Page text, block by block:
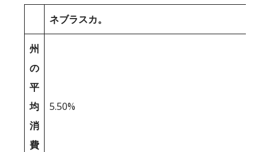
ネブラスカ。
州
の
平
均
消
費
5.50%